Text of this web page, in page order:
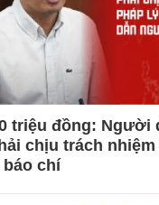
triệu đồng: Người
chịu trách
chí